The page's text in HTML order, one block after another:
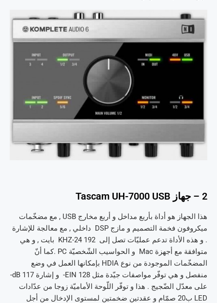
2 – جهاز Tascam UH-7000 USB
هذا الجهاز هو أداة بأربع مداخل و أربع مخارج USB , مع مضخّمات
ميكروفون فخمة التصميم و مازج DSP داخلي , مع معالجة للإشارة
. و هذه الأداة تدعم عمليّات تصل إلى 192 KHZ-24 بايت , و هي
متوافقة مع أجهزة Mac و الحواسيب الشّخصيّة PC .كما أنّ
المضخّمات الموجودة من نوع HDIA بإمكانها العمل في وضع
منفصل و هي توفّر مواصفات جيّدة مثل EIN 128- و إشارة dB 117-
على معدّل الضّجيج . هذا و توفّر اللّوحة الأماميّة زوجا من عدّادات
LED ب20 صمّام و عقدتين ضخمتين لمستوى الإدخال من أجل